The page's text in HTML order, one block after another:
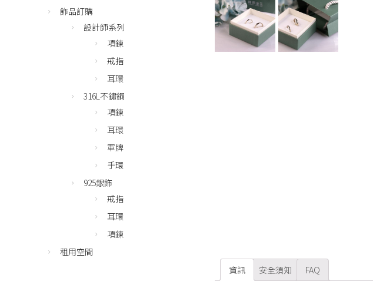
資訊 安全須知 FAQ
飾品訂購
設計師系列
項鍊
戒指
耳環
316L不鏽鋼
項鍊
耳環
軍牌
手環
925銀飾
戒指
耳環
項鍊
租用空間